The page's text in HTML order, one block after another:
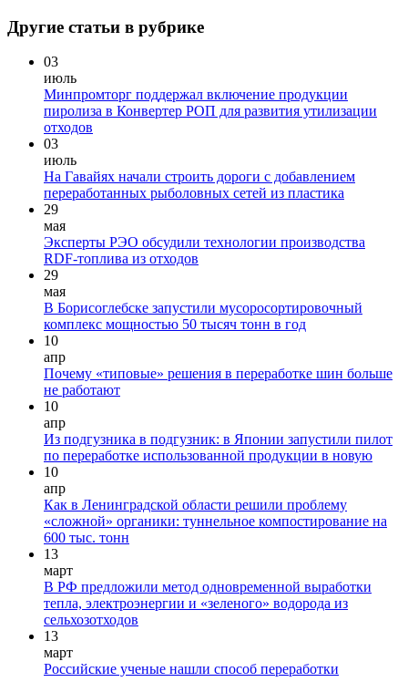
Другие статьи в рубрике
03
июль
Минпромторг поддержал включение продукции
пиролиза в Конвертер РОП для развития утилизации
отходов
03
июль
На Гавайях начали строить дороги с добавлением
переработанных рыболовных сетей из пластика
29
мая
Эксперты РЭО обсудили технологии производства
RDF-топлива из отходов
29
мая
В Борисоглебске запустили мусоросортировочный
комплекс мощностью 50 тысяч тонн в год
10
апр
Почему «типовые» решения в переработке шин больше
не работают
10
апр
Из подгузника в подгузник: в Японии запустили пилот
по переработке использованной продукции в новую
10
апр
Как в Ленинградской области решили проблему
«сложной» органики: туннельное компостирование на
600 тыс. тонн
13
март
В РФ предложили метод одновременной выработки
тепла, электроэнергии и «зеленого» водорода из
сельхозотходов
13
март
Российские ученые нашли способ переработки